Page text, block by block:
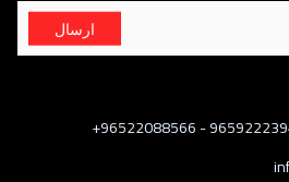
ارسال
96592223940-